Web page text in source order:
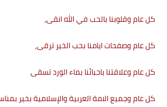
كل عام وقلوبنا بالحب في الله انقى,
كل عام وصفحات ايامنا بحب الخير ترقى,
كل عام وعلاقتنا باحبائنا بماء الورد تسقى
كل عام وجميع الامة العربية والإسلامية بخير